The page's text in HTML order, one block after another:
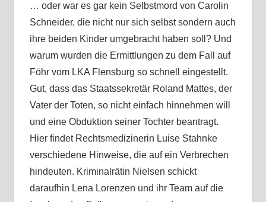
… oder war es gar kein Selbstmord von Carolin
Schneider, die nicht nur sich selbst sondern auch
ihre beiden Kinder umgebracht haben soll? Und
warum wurden die Ermittlungen zu dem Fall auf
Föhr vom LKA Flensburg so schnell eingestellt.
Gut, dass das Staatssekretär Roland Mattes, der
Vater der Toten, so nicht einfach hinnehmen will
und eine Obduktion seiner Tochter beantragt.
Hier findet Rechtsmedizinerin Luise Stahnke
verschiedene Hinweise, die auf ein Verbrechen
hindeuten. Kriminalrätin Nielsen schickt
daraufhin Lena Lorenzen und ihr Team auf die